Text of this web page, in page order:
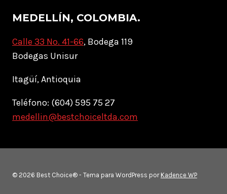
MEDELLÍN, COLOMBIA.
Calle 33 No. 41-66, Bodega 119
Bodegas Unisur
Itagüí, Antioquia
Teléfono: (604) 595 75 27
medellin@bestchoiceltda.com
© 2026 Best Choice® - Tema para WordPress por Kadence WP